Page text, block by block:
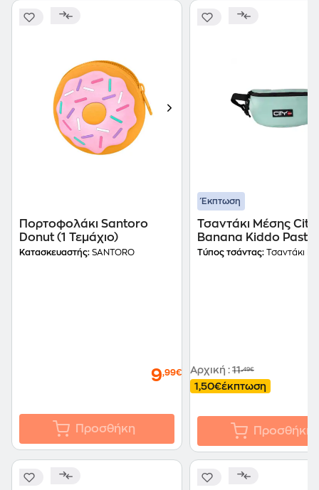
Πορτοφολάκι Santoro
Donut (1 Τεμάχιο)
Κατασκευαστής: SANTORO
9,99€
Προσθήκη
Έκπτωση
Τσαντάκι Μέσης City
Banana Kiddo Paster
Green
Τύπος τσάντας: Τσαντάκι
Αρχική : 11,49€
1,50€έκπτωση
Προσθήκη